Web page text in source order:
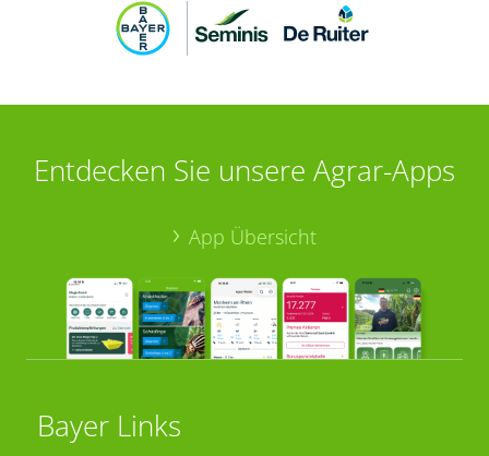
Entdecken Sie unsere Agrar-Apps
App Übersicht
Bayer Links